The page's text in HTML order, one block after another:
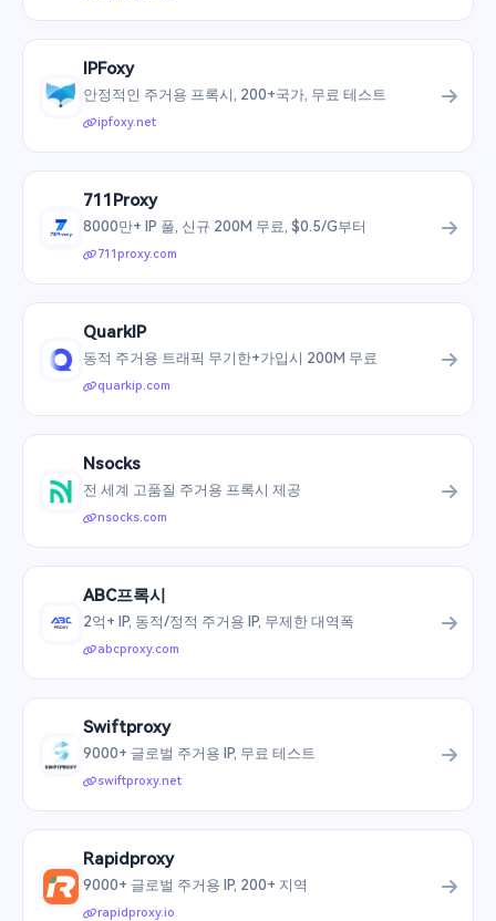
IPFoxy
안정적인 주거용 프록시, 200+국가, 무료 테스트
ipfoxy.net
711Proxy
8000만+ IP 풀, 신규 200M 무료, $0.5/G부터
711proxy.com
QuarkIP
동적 주거용 트래픽 무기한+가입시 200M 무료
quarkip.com
Nsocks
전 세계 고품질 주거용 프록시 제공
nsocks.com
ABC프록시
2억+ IP, 동적/정적 주거용 IP, 무제한 대역폭
abcproxy.com
Swiftproxy
9000+ 글로벌 주거용 IP, 무료 테스트
swiftproxy.net
Rapidproxy
9000+ 글로벌 주거용 IP, 200+ 지역
rapidproxy.io